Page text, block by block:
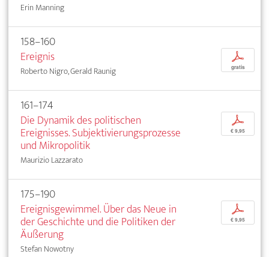
Erin Manning
158–160
Ereignis
Roberto Nigro, Gerald Raunig
p
gratis
161–174
Die Dynamik des politischen
Ereignisses. Subjektivierungsprozesse
und Mikropolitik
Maurizio Lazzarato
p
€ 9,95
175–190
Ereignisgewimmel. Über das Neue in
der Geschichte und die Politiken der
Äußerung
Stefan Nowotny
p
€ 9,95